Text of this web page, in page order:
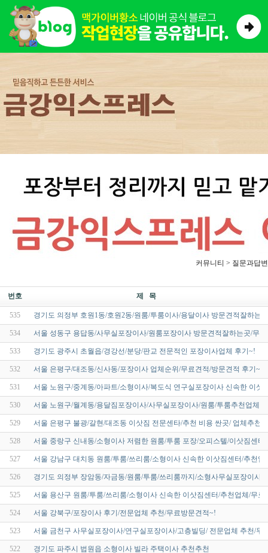
커뮤니티 > 질문과답변
번호 제 목
535 경기도 의정부 호원1동/호원2동/원룸/투룸이사/용달이사 방문견적잘하는
534 서울 성동구 용답동/사무실포장이사/원룸포장이사 방문견적잘하는곳/무
533 경기도 광주시 초월읍/경강선/분당/판교 전문적인 포장이사업체 후기~!
532 서울 은평구/대조동/신사동/포장이사 업체순위/무료견적/방문견적 후기~!
531 서울 노원구/중계동/아파트/소형이사/복도식 연구실포장이사 신속한 이
530 서울 노원구/월계동/용달짐포장이사/사무실포장이사/원룸/투룸추천업체
529 서울 은평구 불광/갈현/대조동 이삿짐 전문센타/추천 비용 싼곳/ 업체추천~!
528 서울 중랑구 신내동/소형이사 저렴한 원룸/투룸 포장/오피스텔/이삿짐센
527 서울 강남구 대치동 원룸/투룸/쓰리룸/소형이사 신속한 이삿짐센터/추천
526 경기도 의정부 장암동/자금동/원룸/투룸/쓰리룸까지/소형사무실포장이사
525 서울 용산구 원룸/투룸/쓰리룸/소형이사 신속한 이삿짐센터/추천업체/무
524 서울 강북구/포장이사 후기/전문업체 추천/무료방문견적~!
523 서울 금천구 사무실포장이사/연구실포장이사/고층빌딩/ 전문업체 추천/무
522 경기도 파주시 법원읍 소형이사 빌라 주택이사 추천추천